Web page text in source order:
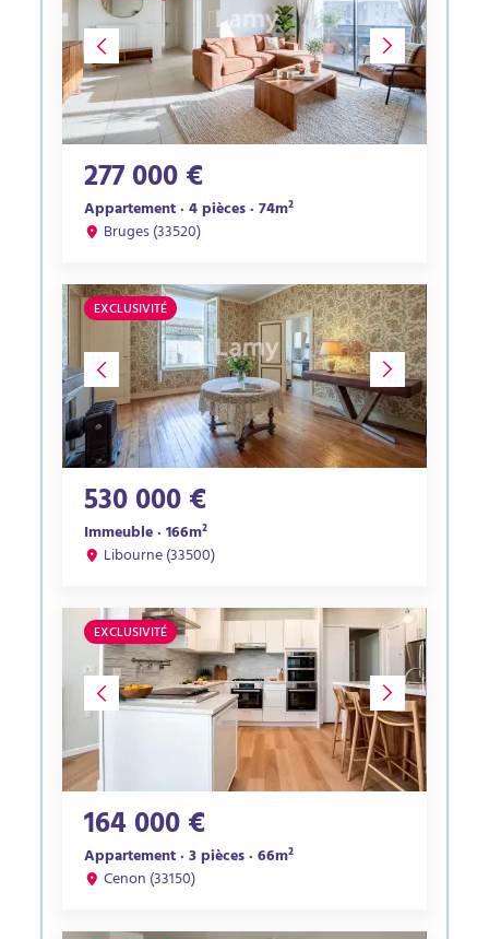
277 000 €
Appartement · 4 pièces · 74m²
Bruges (33520)
EXCLUSIVITÉ
530 000 €
Immeuble · 166m²
Libourne (33500)
EXCLUSIVITÉ
164 000 €
Appartement · 3 pièces · 66m²
Cenon (33150)